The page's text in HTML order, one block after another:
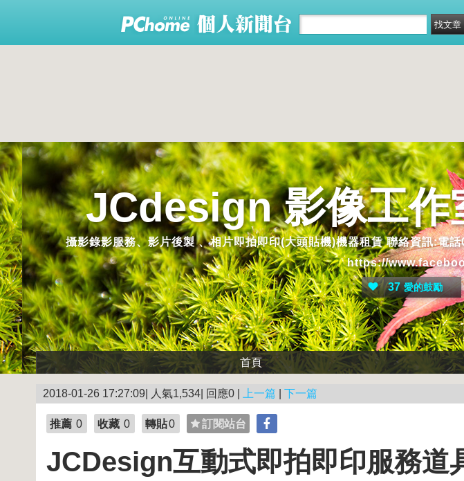
JCdesign 影像工作
攝影錄影服務、影片後製 、相片即拍即印(大頭貼機)機器租賃 聯絡資訊
https://
37 愛的鼓勵
首頁
2018-01-26 17:27:09| 人氣1,534| 回應0 | 上一篇 下一篇
推薦 0 收藏 0 轉貼0 訂閱站台
JCDesign互動式即拍即印服務道